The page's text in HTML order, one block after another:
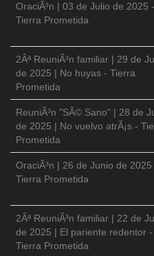
OraciÃ³n | 03 de Julio de 2025 -
Tierra Prometida
2Âª ReuniÃ³n familiar | 29 de
de 2025 | No huyas - Tierra
Prometida
ReuniÃ³n "SÃ© Sano" | 28 de
de 2025 | No vuelvo atrÃ¡s -
Prometida
OraciÃ³n | 26 de Junio de 2025
Tierra Prometida
2Âª ReuniÃ³n familiar | 22 de
de 2025 | El pariente redentor -
Tierra Prometida